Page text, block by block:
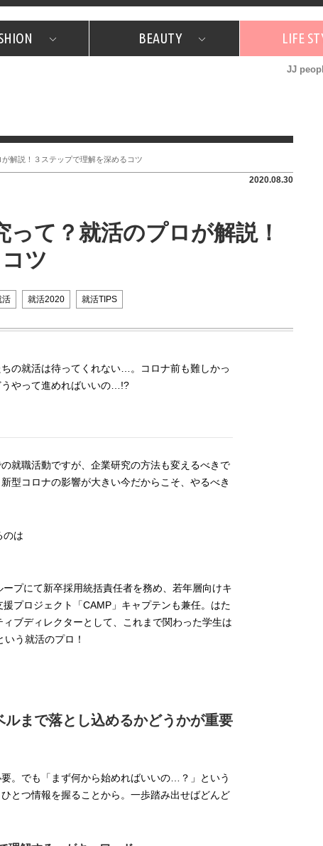
JJスタッフの"
BEAUTY
コスメ
LIFE
JJグルメガイド
JJ
解説！３ステップで理解を深めるコツ
2020.08.30
て？就活のプロが解説！
ツ
活 就活2020 就活TIPS
の就活は待ってくれない…。コロナ前も難しかっ
やって進めればいいの… !?
就職活動ですが、企業研究の方法も変えるべきで
型コロナの影響が大きい今だからこそ、やるべき
のは
ープにて新卒採用統括責任者を務め、若年層向けキ
援プロジェクト「CAMP」キャプテンも兼任。はた
ィブディレクターとして、これまで関わった学生は
いう就活のプロ！
まで落とし込めるかどうかが重要
。でも「まず何から始めればいいの…？」という
とつ情報を握ることから。一歩踏み出せばどんど
Picks】ブランドまとめて愛
！ J-GIRL有田叶“鉄壁の相
ビューティ＆ファッション
メをCHECK
た日焼けケア！ でも、いち
ッション夏の必需品〉
曾祖父のバレエスクールからアメ
2027」が募集開始！ 予選ブロッ
クは候補生の“魅力”を重視した
2026.08.03
LIFE STYLE
替えしたら、どうやら後ろの男が
送記念インタビュー♡ 「自然と詠
LIFE STYLE